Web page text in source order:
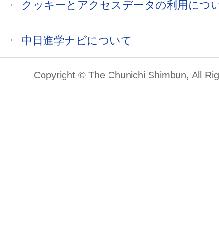
クッキーとアクセスデータの利用につ
中日進学ナビについて
Copyright © The Chunichi Shimbun, All